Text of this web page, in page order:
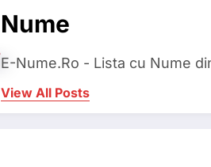
Nume
E-Nume.Ro - Lista cu Nume
View All Posts